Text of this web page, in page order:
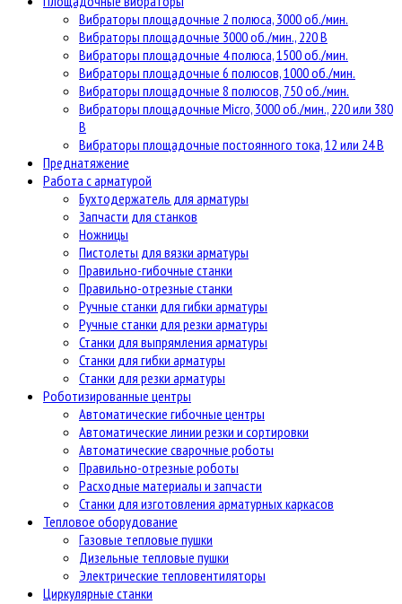
Вибраторы площадочные 2 полюса, 3000 об./мин.
Вибраторы площадочные 3000 об./мин., 220 В
Вибраторы площадочные 4 полюса, 1500 об./мин.
Вибраторы площадочные 6 полюсов, 1000 об./мин.
Вибраторы площадочные 8 полюсов, 750 об./мин.
Вибраторы площадочные Micro, 3000 об./мин., 220 или 380
В
Вибраторы площадочные постоянного тока, 12 или 24 В
Преднатяжение
Работа с арматурой
Бухтодержатель для арматуры
Запчасти для станков
Ножницы
Пистолеты для вязки арматуры
Правильно-гибочные станки
Правильно-отрезные станки
Ручные станки для гибки арматуры
Ручные станки для резки арматуры
Станки для выпрямления арматуры
Станки для гибки арматуры
Станки для резки арматуры
Роботизированные центры
Автоматические гибочные центры
Автоматические линии резки и сортировки
Автоматические сварочные роботы
Правильно-отрезные роботы
Расходные материалы и запчасти
Станки для изготовления арматурных каркасов
Тепловое оборудование
Газовые тепловые пушки
Дизельные тепловые пушки
Электрические тепловентиляторы
Циркулярные станки